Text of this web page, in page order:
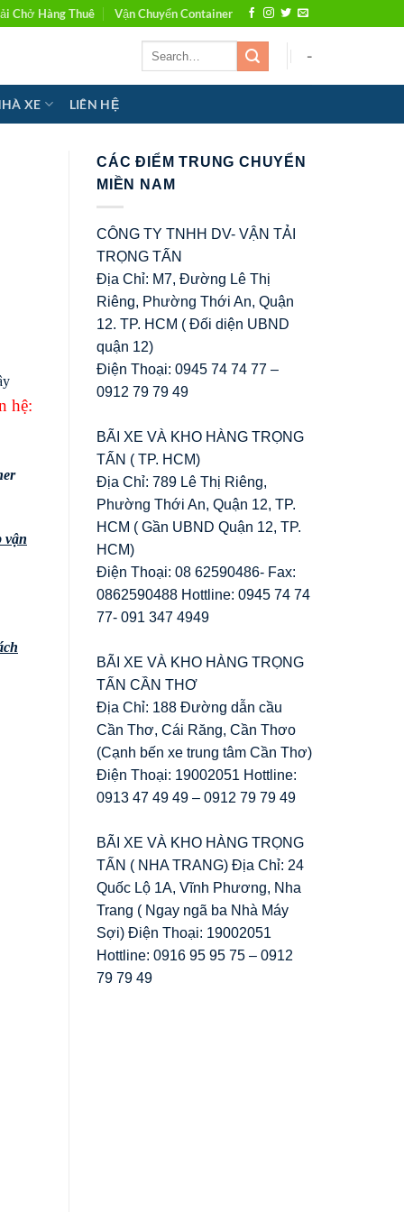
Chở Hàng Thuê Vận Chuyển Container
-
XE LIÊN HỆ
hệ:
vận
CÁC ĐIỂM TRUNG CHUYỂN
MIỀN NAM
CÔNG TY TNHH DV- VẬN TẢI
TRỌNG TẤN
Địa Chỉ: M7, Đường Lê Thị
Riêng, Phường Thới An, Quận
12. TP. HCM ( Đối diện UBND
quận 12)
Điện Thoại: 0945 74 74 77 –
0912 79 79 49
BÃI XE VÀ KHO HÀNG TRỌNG
TẤN ( TP. HCM)
Địa Chỉ: 789 Lê Thị Riêng,
Phường Thới An, Quận 12, TP.
HCM ( Gần UBND Quận 12, TP.
HCM)
Điện Thoại: 08 62590486- Fax:
0862590488 Hottline: 0945 74 74
77- 091 347 4949
BÃI XE VÀ KHO HÀNG TRỌNG
TẤN CẦN THƠ
Địa Chỉ: 188 Đường dẫn cầu
Cần Thơ, Cái Răng, Cần Thơo
(Cạnh bến xe trung tâm Cần Thơ)
Điện Thoại: 19002051 Hottline:
0913 47 49 49 – 0912 79 79 49
BÃI XE VÀ KHO HÀNG TRỌNG
TẤN ( NHA TRANG) Địa Chỉ: 24
Quốc Lộ 1A, Vĩnh Phương, Nha
Trang ( Ngay ngã ba Nhà Máy
Sợi) Điện Thoại: 19002051
Hottline: 0916 95 95 75 – 0912
79 79 49